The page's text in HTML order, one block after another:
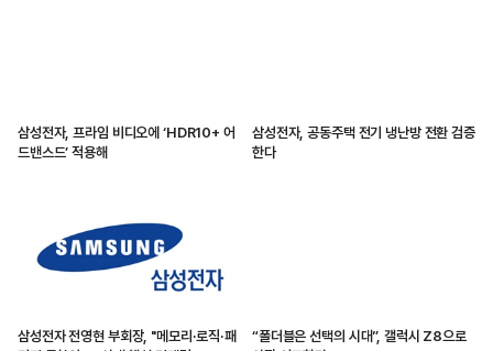
삼성전자, 프라임 비디오에 ‘HDR10+ 어
드밴스드’ 적용해
삼성전자, 공동주택 전기 냉난방 전환 검증
한다
삼성전자 전영현 부회장, "메모리·로직·패
“폴더블은 선택의 시대”, 갤럭시 Z8으로